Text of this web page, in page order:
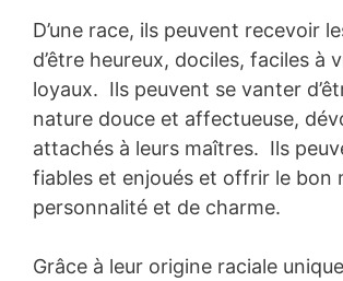
D’une race, ils peuvent recevoir
d’être heureux, dociles, faciles à
loyaux. Ils peuvent se vanter
nature douce et affectueuse,
attachés à leurs maîtres. Ils
fiables et enjoués et offrir le bon
personnalité et de charme.
Grâce à leur origine raciale